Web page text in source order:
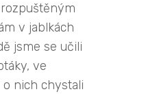
v jablkách
jsme se učili
ve
nich chystali